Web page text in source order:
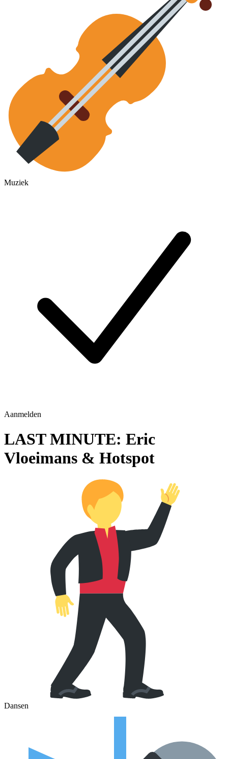
Muziek
Aanmelden
LAST MINUTE: Eric
Vloeimans & Hotspot
Dansen